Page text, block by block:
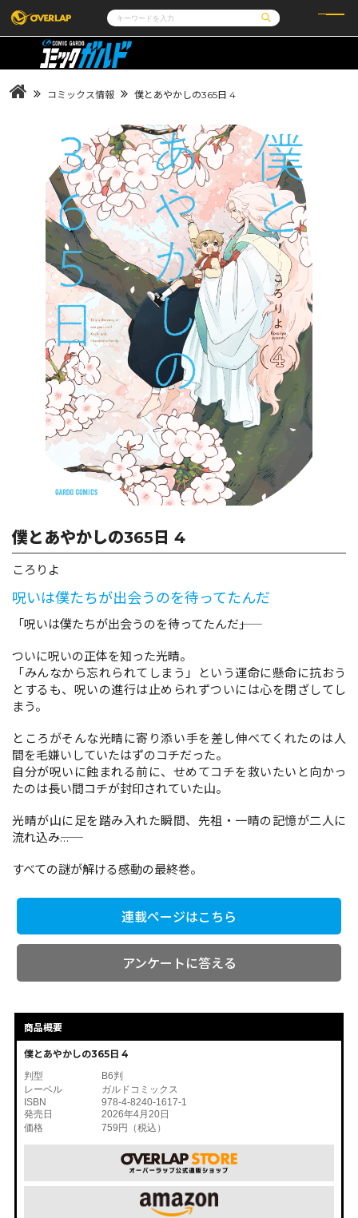
コミック
LiQulle
ライトノベル
ノベルスf
ポケットモンスター
アニメ
ゲーム
オーバーラップ広報室
企業
会社概要
採用情報
アクセス
オーバーラップホールディングス
お問い合わせはこちら
オーバーラップ文庫
オーバーラップノベルス
オーバーラップノベルスf
ロサージュノベルス
コミックガルド
コミッククリエ
コミックパルフェ
コミックエッセイ
コミックス情報 僕とあやかしの365日 4
僕とあやかしの365日 4
ころりよ
呪いは僕たちが出会うのを待ってたんだ
「呪いは僕たちが出会うのを待ってたんだ――」
ついに呪いの正体を知った光晴。
「みんなから忘れられてしまう」という運命に懸命に抗おう
とするも、呪いの進行は止められずついには心を閉ざしてし
まう。
ところがそんな光晴に寄り添い手を差し伸べてくれたのは人
間を毛嫌いしていたはずのコチだった。
自分が呪いに蝕まれる前に、せめてコチを救いたいと向かっ
たのは長い間コチが封印されていた山。
光晴が山に足を踏み入れた瞬間、先祖・一晴の記憶が二人に
流れ込み――…
すべての謎が解ける感動の最終巻。
連載ページはこちら
アンケートに答える
商品概要
僕とあやかしの365日 4
判型
B6判
レーベル
ガルドコミックス
ISBN
978-4-8240-1617-1
発売日
2026年4月20日
価格
759円（税込）